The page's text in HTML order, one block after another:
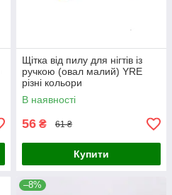
Щітка від пилу для нігтів із
ручкою (овал малий) YRE
різні кольори
В наявності
56 ₴ 61 ₴
Купити
–8%